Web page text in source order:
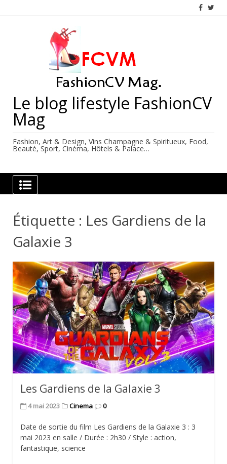
Le blog lifestyle FashionCV
Mag
Fashion, Art & Design, Vins Champagne & Spiritueux, Food,
Beauté, Sport, Cinéma, Hôtels & Palace…
Étiquette : Les Gardiens de la
Galaxie 3
Les Gardiens de la Galaxie 3
4 mai 2023 Cinema 0
Date de sortie du film Les Gardiens de la Galaxie 3 : 3
mai 2023 en salle / Durée : 2h30 / Style : action,
fantastique, science